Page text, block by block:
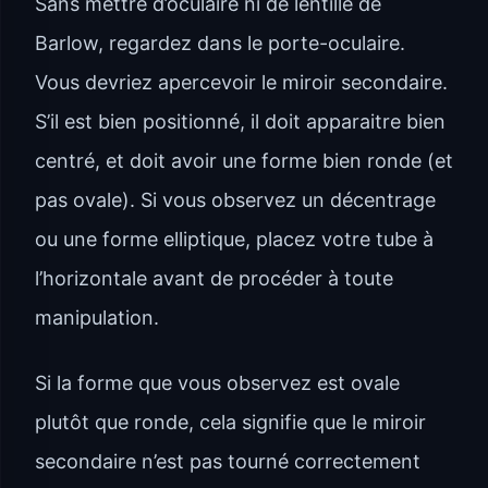
Barlow, regardez dans le porte-oculaire.
Vous devriez apercevoir le miroir secondaire.
S’il est bien positionné, il doit apparaitre bien
centré, et doit avoir une forme bien ronde (et
pas ovale). Si vous observez un décentrage
ou une forme elliptique, placez votre tube à
l’horizontale avant de procéder à toute
manipulation.
Si la forme que vous observez est ovale
plutôt que ronde, cela signifie que le miroir
secondaire n’est pas tourné correctement